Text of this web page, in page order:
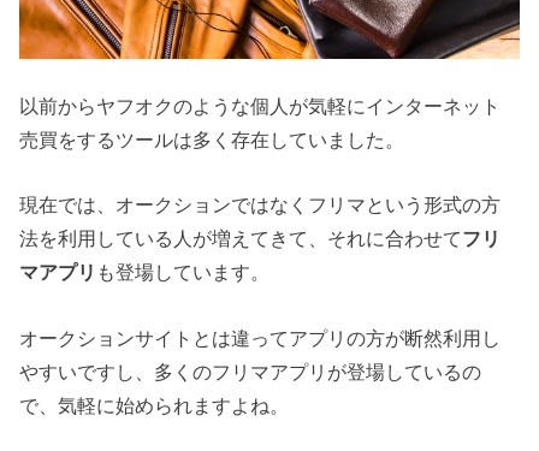
以前からヤフオクのような個人が気軽にインターネット
売買をするツールは多く存在していました。
現在では、オークションではなくフリマという形式の方
法を利用している人が増えてきて、それに合わせてフリ
マアプリ も登場しています。
オークションサイトとは違ってアプリの方が断然利用し
やすいですし、多くのフリマアプリが登場しているの
で、気軽に始められますよね。